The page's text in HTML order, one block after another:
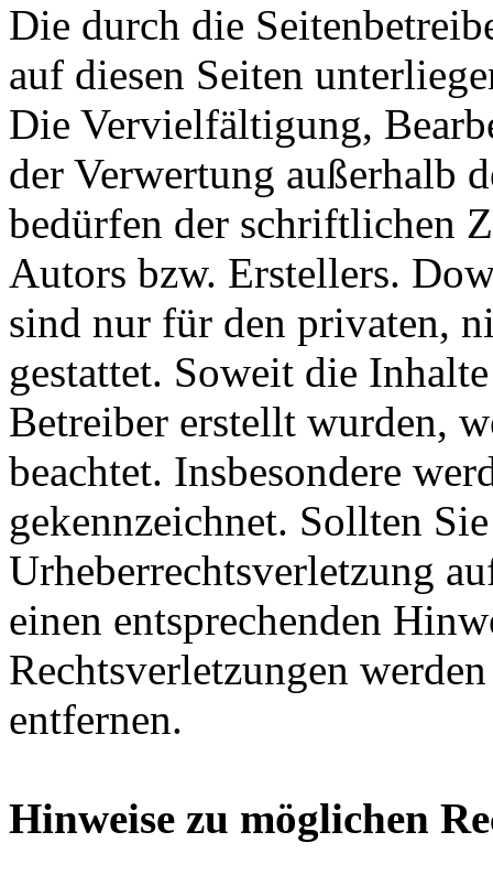
Die durch die
auf diesen Seiten
Die Vervielfältigung,
der Verwertung außerhalb
bedürfen der schriftlichen
Autors bzw. Erstellers.
sind nur für den privaten,
gestattet. Soweit die
Betreiber erstellt wurden,
beachtet. Insbesondere
gekennzeichnet. Sollten
Urheberrechtsverletzung
einen entsprechenden
Rechtsverletzungen
entfernen.
Hinweise zu möglichen